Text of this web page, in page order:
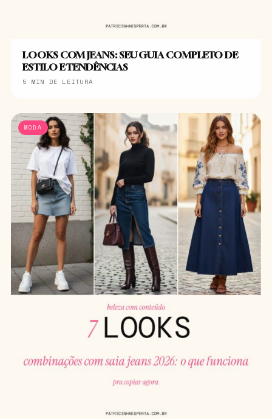
LOOKS COM JEANS: SEU GUIA COMPLETO DE
ESTILO E TENDÊNCIAS
5 MIN DE LEITURA
MODA